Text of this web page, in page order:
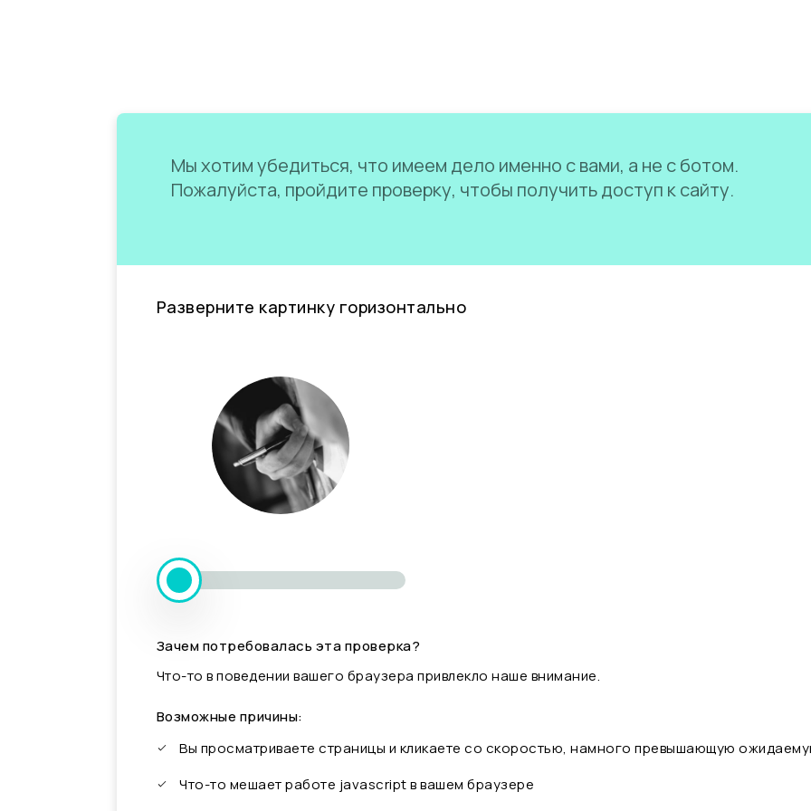
Мы хотим убедиться, что имеем дело именно с вами, а не с ботом.
Пожалуйста, пройдите проверку, чтобы получить доступ к сайту.
Разверните картинку горизонтально
Зачем потребовалась эта проверка?
Что-то в поведении вашего браузера привлекло наше внимание.
Возможные причины:
Вы просматриваете страницы и кликаете со скоростью, намного превышающую
Что-то мешает работе javascript в вашем браузере